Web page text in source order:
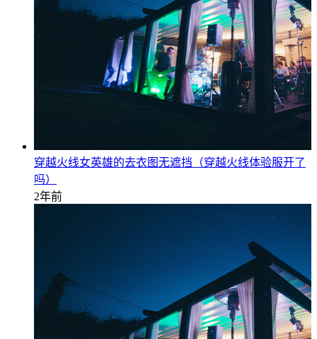
穿越火线女英雄的去衣图无遮挡（穿越火线体验服开了
吗）
2年前